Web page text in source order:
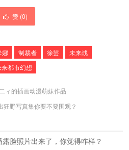
赞 (0)
娜 制裁者 徐芸
未来战
来都市幻想
ィ的插画动漫萌妹作品
狂野写真集你要不要围观？
脸照片出来了，你觉得咋样？